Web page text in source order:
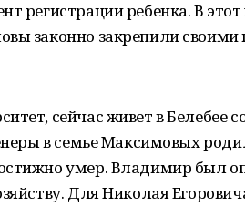
регистрации ребенка. В
законно закрепили
сейчас живет в Белебее
в семье Максимовых
умер. Владимир был
Для Николая